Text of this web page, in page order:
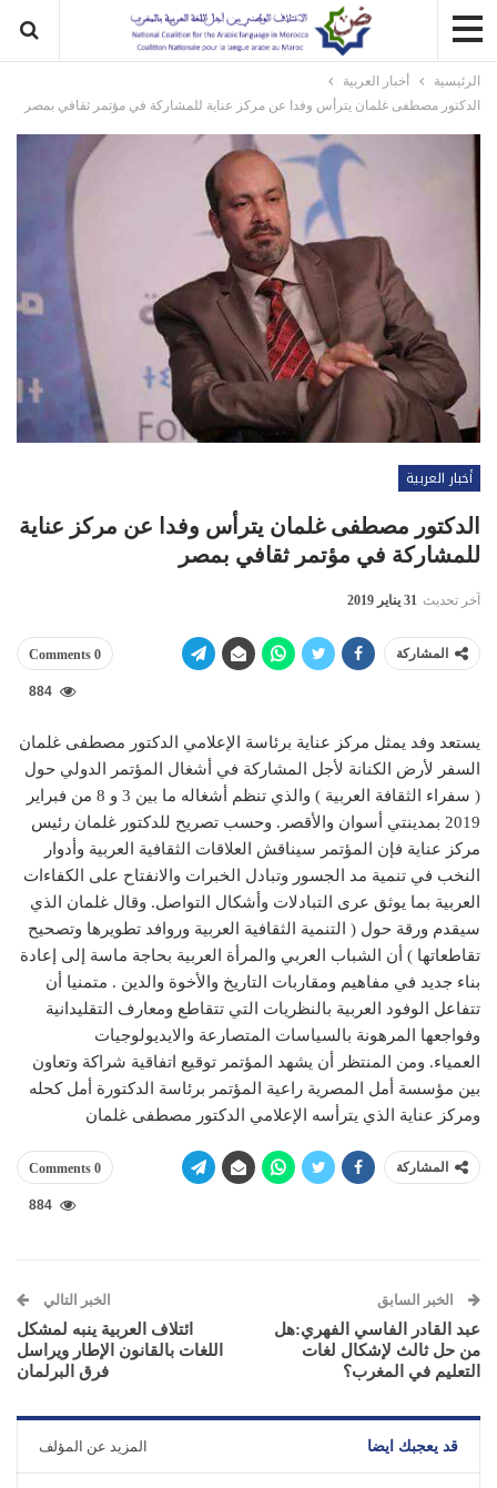
الرئيسية
أخبار العربية
الدكتور مصطفى غلمان يترأس وفدا عن مركز عناية للمشاركة في مؤتمر ثقافي بمصر
أخبار العربية
الدكتور مصطفى غلمان يترأس وفدا عن مركز عناية
للمشاركة في مؤتمر ثقافي بمصر
آخر تحديث 31 يناير 2019
المشاركة 0 Comments
884
يستعد وفد يمثل مركز عناية برئاسة الإعلامي الدكتور مصطفى غلمان
السفر لأرض الكنانة لأجل المشاركة في أشغال المؤتمر الدولي حول
( سفراء الثقافة العربية ) والذي تنظم أشغاله ما بين 3 و 8 من فبراير
2019 بمدينتي أسوان والأقصر. وحسب تصريح للدكتور غلمان رئيس
مركز عناية فإن المؤتمر سيناقش العلاقات الثقافية العربية وأدوار
النخب في تنمية مد الجسور وتبادل الخبرات والانفتاح على الكفاءات
العربية بما يوثق عرى التبادلات وأشكال التواصل. وقال غلمان الذي
سيقدم ورقة حول ( التنمية الثقافية العربية وروافد تطويرها وتصحيح
تقاطعاتها ) أن الشباب العربي والمرأة العربية بحاجة ماسة إلى إعادة
بناء جديد في مفاهيم ومقاربات التاريخ والأخوة والدين . متمنيا أن
تتفاعل الوفود العربية بالنظريات التي تتقاطع ومعارف التقليدانية
وفواجعها المرهونة بالسياسات المتصارعة والايديولوجيات
العمياء. ومن المنتظر أن يشهد المؤتمر توقيع اتفاقية شراكة وتعاون
بين مؤسسة أمل المصرية راعية المؤتمر برئاسة الدكتورة أمل كحله
ومركز عناية الذي يترأسه الإعلامي الدكتور مصطفى غلمان
المشاركة 0 Comments
884
الخبر السابق
عبد القادر الفاسي الفهري:هل
من حل ثالث لإشكال لغات
التعليم في المغرب؟
الخبر التالي
ائتلاف العربية ينبه لمشكل
اللغات بالقانون الإطار ويراسل
فرق البرلمان
قد يعجبك ايضا المزيد عن المؤلف